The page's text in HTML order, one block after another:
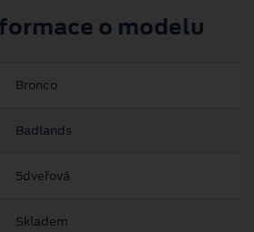
o modelu
Bronco
Badlands
5dveřová
Skladem